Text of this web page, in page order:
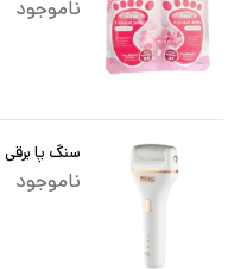
ناموجود
سنگ پا برقی
ناموجود